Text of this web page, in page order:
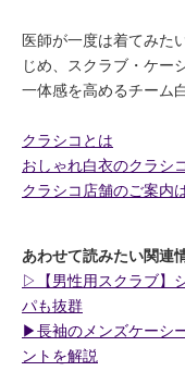
医師が一度は着てみた
じめ、スクラブ・ケー
一体感を高めるチーム
クラシコとは
おしゃれ白衣のクラシ
クラシコ店舗のご案内
あわせて読みたい関連
▷【男性用スクラブ】
パも抜群
▶︎長袖のメンズケーシ
ントを解説